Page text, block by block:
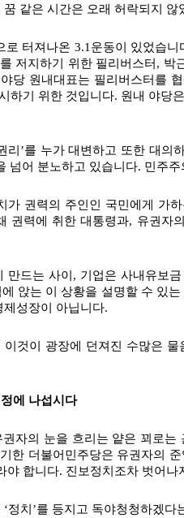
같은 시간은 오래 허락되지 않
터져나온 3.1운동이 있었습
저지하기 위한 필리버스터,
당 원내대표는 필리버스터를
하기 위한 것입니다. 원내 야당
리’를 누가 대변하고 또한 대
넘어 분노하고 있습니다. 민주
권력의 주인인 국민에게 가
권력에 취한 대통령과, 유권자
만드는 사이, 기업은 사내유보
앉는 이 상황을 설명할 수 있
성장이 아닙니다.
것이 광장에 던져진 수많은
에 나섭시다
자의 눈을 흐리는 얕은 꾀로
한 더불어민주당은 유권자의
야 합니다. 진보정치조차 벗어
정치’를 등지고 독야청청하겠